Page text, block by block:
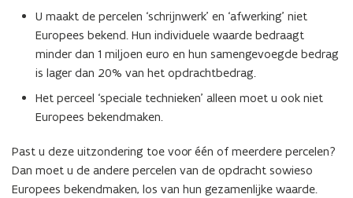
U maakt de percelen ‘schrijnwerk’ en ‘afwerking’ niet
Europees bekend. Hun individuele waarde bedraagt
minder dan 1 miljoen euro en hun samengevoegde bedrag
is lager dan 20% van het opdrachtbedrag.
Het perceel ‘speciale technieken’ alleen moet u ook niet
Europees bekendmaken.
Past u deze uitzondering toe voor één of meerdere percelen?
Dan moet u de andere percelen van de opdracht sowieso
Europees bekendmaken, los van hun gezamenlijke waarde.